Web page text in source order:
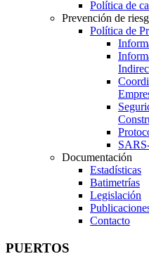
Política de
Prevención de
Política de
Documentación
Estadísticas
Batimetrías
Legislación
Contacto
PUERTOS